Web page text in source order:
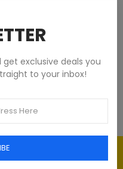
- Homme -
: l'art du
exclusive deals you
to your inbox!